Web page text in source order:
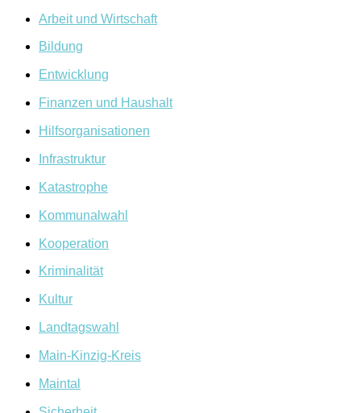
uns
mehr
Arbeit und Wirtschaft
Bildung
Entwicklung
Finanzen und Haushalt
Hilfsorganisationen
Infrastruktur
Katastrophe
Kommunalwahl
Kooperation
Kriminalität
Kultur
Landtagswahl
Main-Kinzig-Kreis
Maintal